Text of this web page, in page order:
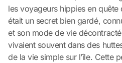
les voyageurs hippies en quête
était un secret bien gardé,
et son mode de vie
vivaient souvent dans des
de la vie simple sur l’île. Cette